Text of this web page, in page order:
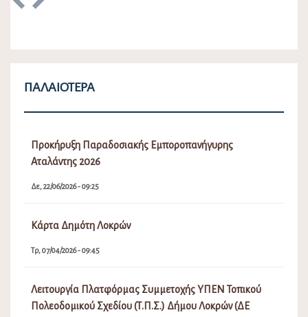
Previous
Next